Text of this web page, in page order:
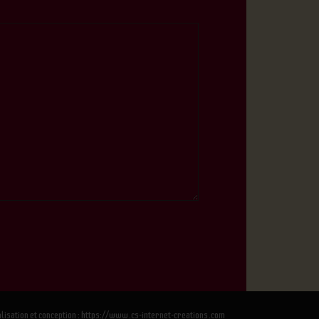
et conception : https://www.cs-internet-creations.com